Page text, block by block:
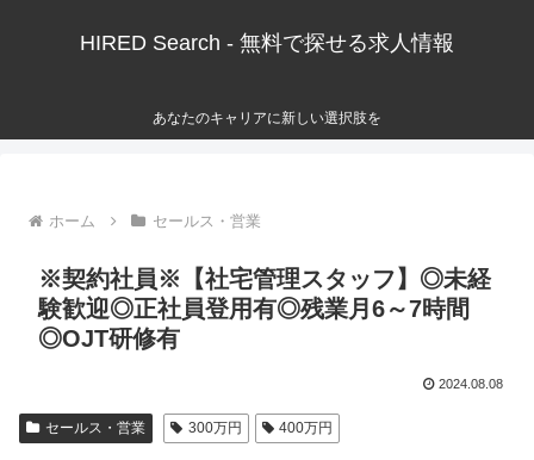
HIRED Search - 無料で探せる求人情報
あなたのキャリアに新しい選択肢を
ホーム セールス・営業
※契約社員※【社宅管理スタッフ】◎未経
験歓迎◎正社員登用有◎残業月6～7時間
◎OJT研修有
2024.08.08
セールス・営業 300万円 400万円